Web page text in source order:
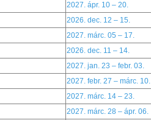
2027. ápr. 10 – 20.
2026. dec. 12 – 15.
2027. márc. 05 – 17.
2026. dec. 11 – 14.
2027. jan. 23 – febr. 03.
2027. febr. 27 – márc. 10.
2027. márc. 14 – 23.
2027. márc. 28 – ápr. 06.